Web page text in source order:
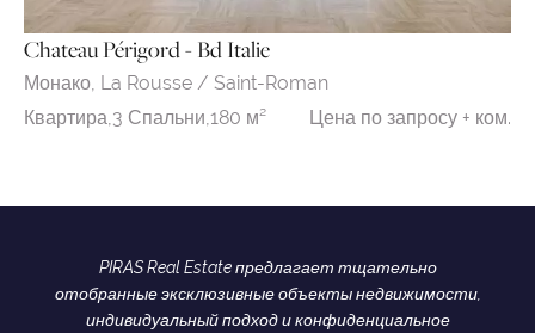
Chateau Périgord - Bd Italie
Монако, La Rousse / Saint-Roman
Квартира,3 Спальни,180 м² Цена по запросу + ком.
PIRAS Real Estate предлагает тщательно
отобранные эксклюзивные объекты недвижимости,
индивидуальный подход и конфиденциальное